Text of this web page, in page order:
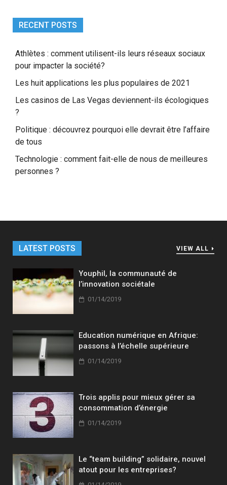
RECENT POSTS
Athlètes : comment utilisent-ils leurs réseaux sociaux
pour impacter la société?
Les huit applications les plus populaires de 2021
Les casinos de Las Vegas deviennent-ils écologiques
?
Politique : découvrez pourquoi elle devrait être l’affaire
de tous
Technologie : comment fait-elle de nous de meilleures
personnes ?
LATEST POSTS VIEW ALL
Youphil, la communauté de
l’innovation sociétale
01/14/2019
Education numérique en Afrique:
passons à l’échelle supérieure
01/14/2019
Trois applis pour mieux gérer sa
consommation d’énergie
01/14/2019
Le “team building” solidaire, nouvel
atout pour les entreprises?